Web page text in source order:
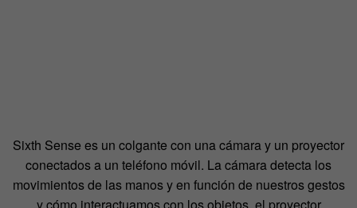
Sixth Sense es un colgante con una cámara y un proyector
conectados a un teléfono móvil. La cámara detecta los
movimientos de las manos y en función de nuestros gestos